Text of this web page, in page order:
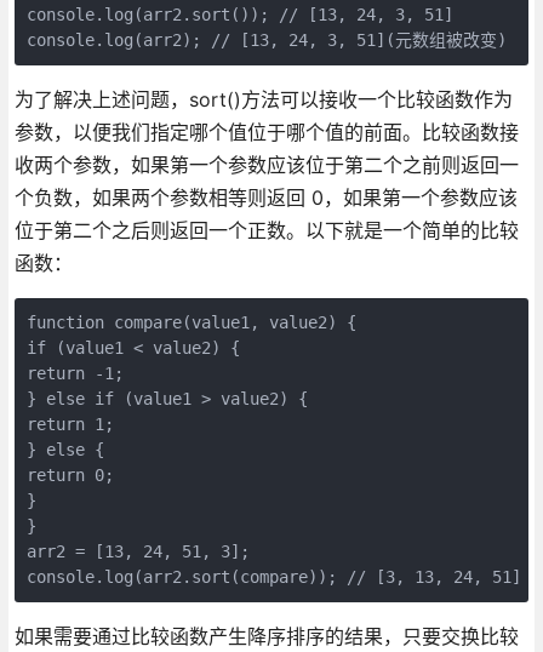
console.log(arr2.sort()); // [13, 24, 3, 51]
console.log(arr2); // [13, 24, 3, 51](元数组被改变)
为了解决上述问题，sort()方法可以接收一个比较函数作为
参数，以便我们指定哪个值位于哪个值的前面。比较函数接
收两个参数，如果第一个参数应该位于第二个之前则返回一
个负数，如果两个参数相等则返回 0，如果第一个参数应该
位于第二个之后则返回一个正数。以下就是一个简单的比较
函数：
function compare(value1, value2) {
if (value1 < value2) {
return -1;
} else if (value1 > value2) {
return 1;
} else {
return 0;
}
}
arr2 = [13, 24, 51, 3];
console.log(arr2.sort(compare)); // [3, 13, 24, 51]
如果需要通过比较函数产生降序排序的结果，只要交换比较